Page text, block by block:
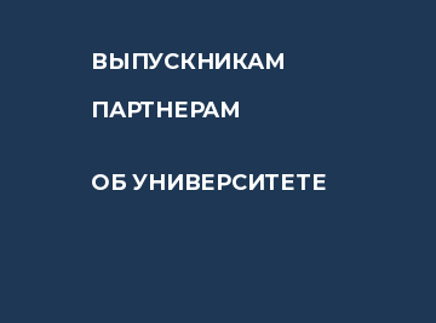
ВЫПУСКНИКАМ
ПАРТНЕРАМ
ОБ УНИВЕРСИТЕТЕ